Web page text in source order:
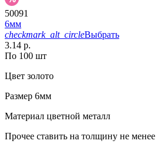
50091
6мм
checkmark_alt_circleВыбрать
3.14 р.
По 100 шт
Цвет золото
Размер 6мм
Материал цветной металл
Прочее ставить на толщину не